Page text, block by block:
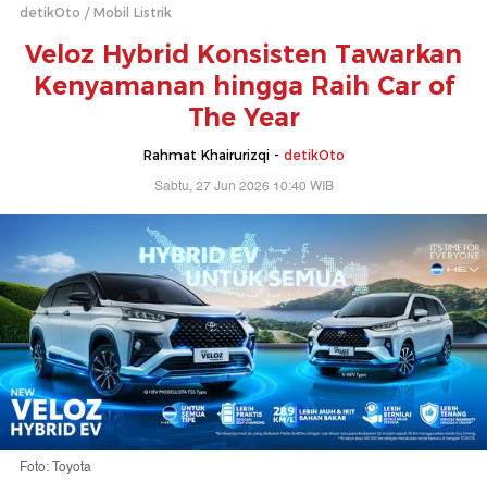
detikOto Mobil Listrik
Veloz Hybrid Konsisten Tawarkan
Kenyamanan hingga Raih Car of
The Year
Rahmat Khairurizqi - detikOto
Sabtu, 27 Jun 2026 10:40 WIB
Foto: Toyota